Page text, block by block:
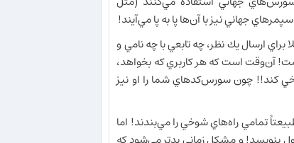
جهاني نيز با آن‌ها پا به پا مي‌آيند!
ارسال يك نظر، چه تابعي با چه نامي و
است! آن‌وقت است كه هر كاربري كه بخواهد،
كند!! چون سورس‌كدهاي شما را او نيز
تمامي راه‌هاي شوخي را مي‌بندند! اما